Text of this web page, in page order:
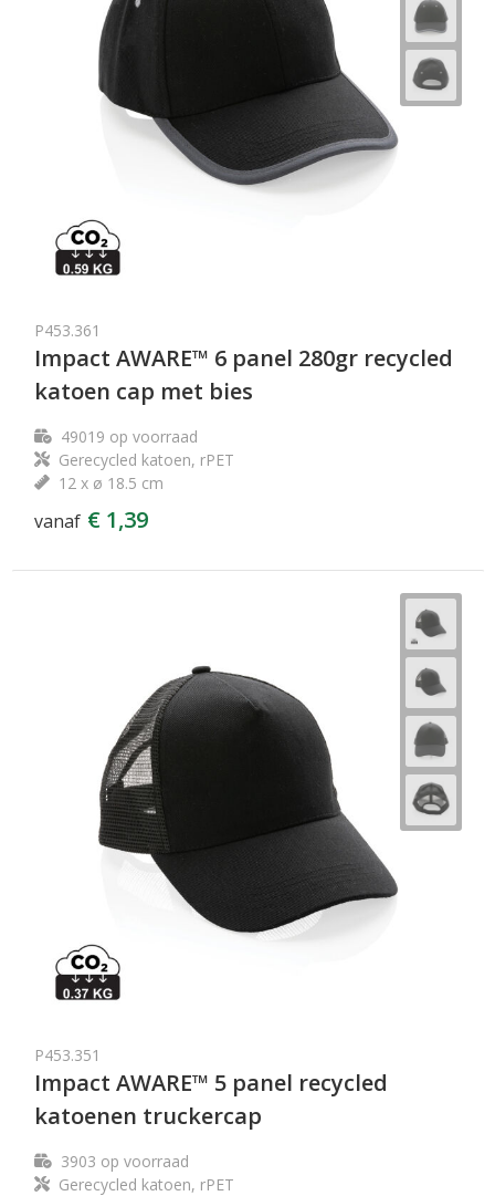
P453.361
Impact AWARE™ 6 panel 280gr recycled
katoen cap met bies
49019 op voorraad
Gerecycled katoen, rPET
12 x ø 18.5 cm
vanaf € 1,39
P453.351
Impact AWARE™ 5 panel recycled
katoenen truckercap
3903 op voorraad
Gerecycled katoen, rPET